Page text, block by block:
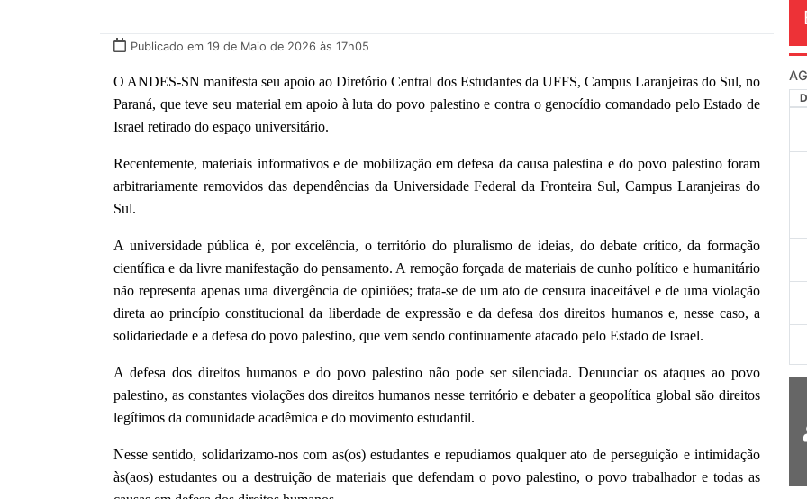
Publicado em 19 de Maio de 2026 às 17h05
O ANDES-SN manifesta seu apoio ao Diretório Central dos Estudantes da UFFS, Campus Laranjeiras do Sul, no
Paraná, que teve seu material em apoio à luta do povo palestino e contra o genocídio comandado pelo Estado de
Israel retirado do espaço universitário.
Recentemente, materiais informativos e de mobilização em defesa da causa palestina e do povo palestino foram
arbitrariamente removidos das dependências da Universidade Federal da Fronteira Sul, Campus Laranjeiras do
Sul.
A universidade pública é, por excelência, o território do pluralismo de ideias, do debate crítico, da formação
científica e da livre manifestação do pensamento. A remoção forçada de materiais de cunho político e humanitário
não representa apenas uma divergência de opiniões; trata-se de um ato de censura inaceitável e de uma violação
direta ao princípio constitucional da liberdade de expressão e da defesa dos direitos humanos e, nesse caso, a
solidariedade e a defesa do povo palestino, que vem sendo continuamente atacado pelo Estado de Israel.
A defesa dos direitos humanos e do povo palestino não pode ser silenciada. Denunciar os ataques ao povo
palestino, as constantes violações dos direitos humanos nesse território e debater a geopolítica global são direitos
legítimos da comunidade acadêmica e do movimento estudantil.
Nesse sentido, solidarizamo-nos com as(os) estudantes e repudiamos qualquer ato de perseguição e intimidação
às(aos) estudantes ou a destruição de materiais que defendam o povo palestino, o povo trabalhador e todas as